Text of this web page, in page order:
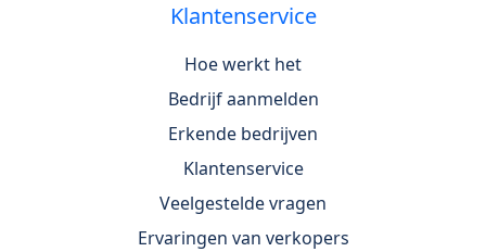
Klantenservice
Hoe werkt het
Bedrijf aanmelden
Erkende bedrijven
Klantenservice
Veelgestelde vragen
Ervaringen van verkopers